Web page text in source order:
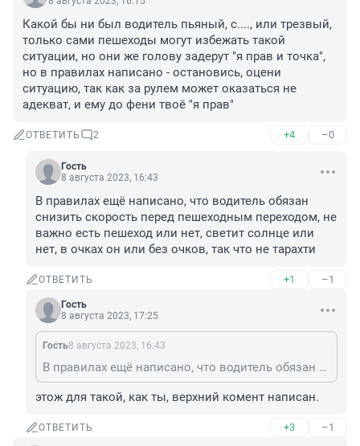
Какой бы ни был водитель пьяный, с...., или трезвый,
только сами пешеходы могут избежать такой
ситуации, но они же голову задерут "я прав и точка",
но в правилах написано - остановись, оцени
ситуацию, так как за рулем может оказаться не
адекват, и ему до фени твоё "я прав"
ОТВЕТИТЬ 2 +4 –0
Гость
8 августа 2023, 16:43
В правилах ещё написано, что водитель обязан
снизить скорость перед пешеходным переходом, не
важно есть пешеход или нет, светит солнце или
нет, в очках он или без очков, так что не тарахти
ОТВЕТИТЬ +1 –1
Гость
8 августа 2023, 17:25
Гость8 августа 2023, 16:43
В правилах ещё написано, что водитель обязан снизить скорость перед пешеходным переходом, не важно есть пешеход или нет, светит солнце или нет, в очках он или без очков, так что не тарахти
этож для такой, как ты, верхний комент написан.
ОТВЕТИТЬ +3 –1